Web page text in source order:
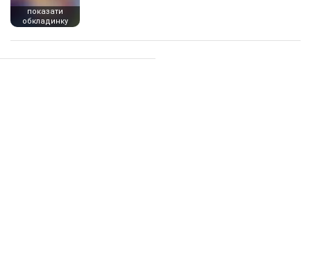
показати
обкладинку